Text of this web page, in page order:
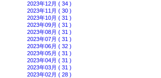
2023年12月 ( 34 )
2023年11月 ( 30 )
2023年10月 ( 31 )
2023年09月 ( 31 )
2023年08月 ( 31 )
2023年07月 ( 31 )
2023年06月 ( 32 )
2023年05月 ( 31 )
2023年04月 ( 31 )
2023年03月 ( 31 )
2023年02月 ( 28 )